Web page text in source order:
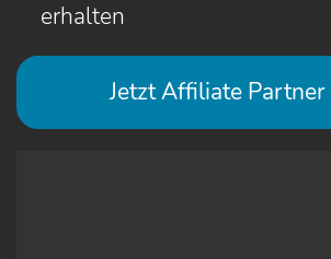
erhalten
Jetzt Affiliate